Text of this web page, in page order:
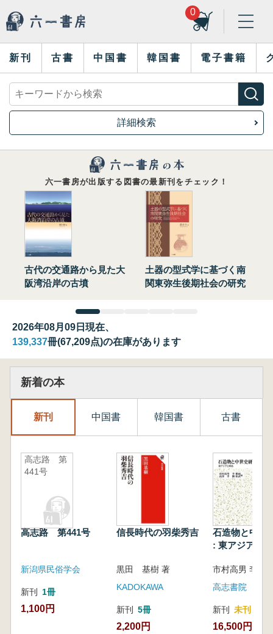
0
新刊 古書 中国書 韓国書 電子書籍
詳細検索
六一書房が出版する図書の最新刊をチェック！
古代の交通路から見た大
阪湾沿岸の古墳
土器の型式学に基づく南
関東弥生後期社会の研究
2026年08月09日現在、
139,337冊(67,209点)の在庫があります
新着の本
新刊 中国書 韓国書 古書
高志路 第
441号
高志路 第441号
新潟県民俗学会
新刊 1冊
1,100円
信長時代の羽柴秀吉
黒田 基樹 著
KADOKAWA
新刊 5冊
2,200円
石造物と中世
: 東アジアと
高志書院
新刊 未刊
16,500円